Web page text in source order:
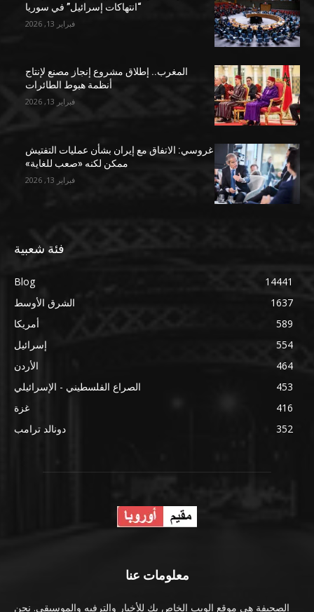
“انتهاكات إسرائيل” في سوريا
فبراير 13, 2026
المغرب.. إطلاق مشروع إنجاز مصنع لإنتاج
أنظمة هبوط الطائرات
فبراير 13, 2026
غروسي: الاتفاق مع إيران بشأن عمليات التفتيش
ممكن لكنه «صعب للغاية»
فبراير 13, 2026
فئة شعبية
Blog
14441
الشرق الأوسط
1637
أمريكا
589
إسرائيل
554
الأردن
464
الصراع الفلسطيني - الإسرائيلي
453
غزة
416
دونالد ترامب
352
معلومات عنا
الصحيفة هي موقع الويب الخاص بك للأخبار والترفيه والموسيقى. نحن